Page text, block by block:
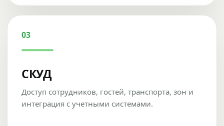
03
СКУД
Доступ сотрудников, гостей, транспорта, зон и
интеграция с учетными системами.